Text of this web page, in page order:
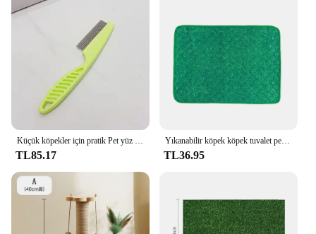
TL85.17
Yıkanabilir köpek köpek tuvalet pedi emici kolay kuru kullanımlık Pet İdrar Mat yapay çim köpek köpek tuvalet pedi yavru köpek eğitim pedi Pet CarSeat Mat
TL36.95